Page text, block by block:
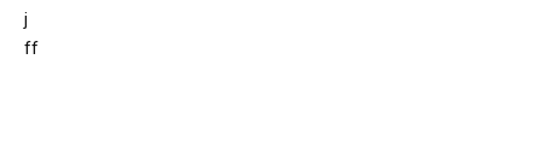
j
ff